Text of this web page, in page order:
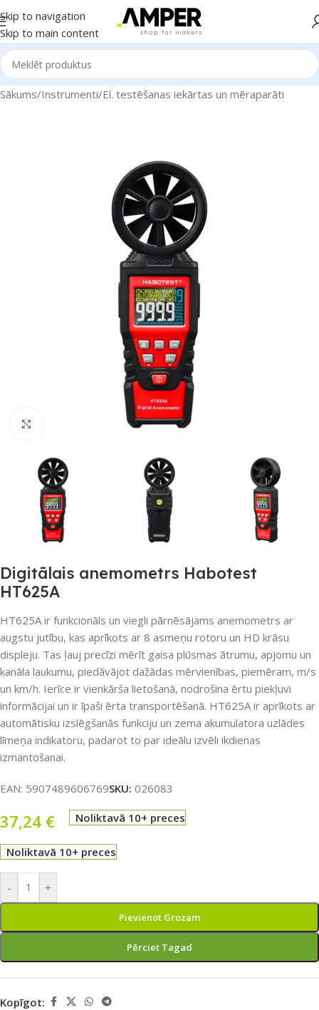
Skip to navigation
Skip to main content
Sākums/Instrumenti/El. testēšanas iekārtas un mēraparāti
Noklikšķiniet, lai palielinātu
Digitālais anemometrs Habotest
HT625A
HT625A ir funkcionāls un viegli pārnēsājams anemometrs ar
augstu jutību, kas aprīkots ar 8 asmeņu rotoru un HD krāsu
displeju. Tas ļauj precīzi mērīt gaisa plūsmas ātrumu, apjomu un
kanāla laukumu, piedāvājot dažādas mērvienības, piemēram, m/s
un km/h. Ierīce ir vienkārša lietošanā, nodrošina ērtu piekļuvi
informācijai un ir īpaši ērta transportēšanā. HT625A ir aprīkots ar
automātisku izslēgšanās funkciju un zema akumulatora uzlādes
līmeņa indikatoru, padarot to par ideālu izvēli ikdienas
izmantošanai.
EAN: 5907489606769SKU: 026083
37,24 € Noliktavā 10+ preces
Noliktavā 10+ preces
- +
Pievienot Grozam
Pērciet Tagad
Kopīgot: